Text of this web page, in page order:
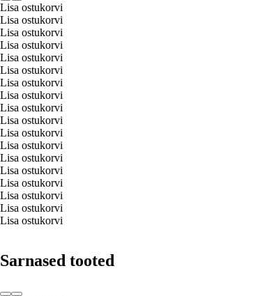
Lisa ostukorvi
Lisa ostukorvi
Lisa ostukorvi
Lisa ostukorvi
Lisa ostukorvi
Lisa ostukorvi
Lisa ostukorvi
Lisa ostukorvi
Lisa ostukorvi
Lisa ostukorvi
Lisa ostukorvi
Lisa ostukorvi
Lisa ostukorvi
Lisa ostukorvi
Lisa ostukorvi
Lisa ostukorvi
Lisa ostukorvi
Lisa ostukorvi
Sarnased tooted